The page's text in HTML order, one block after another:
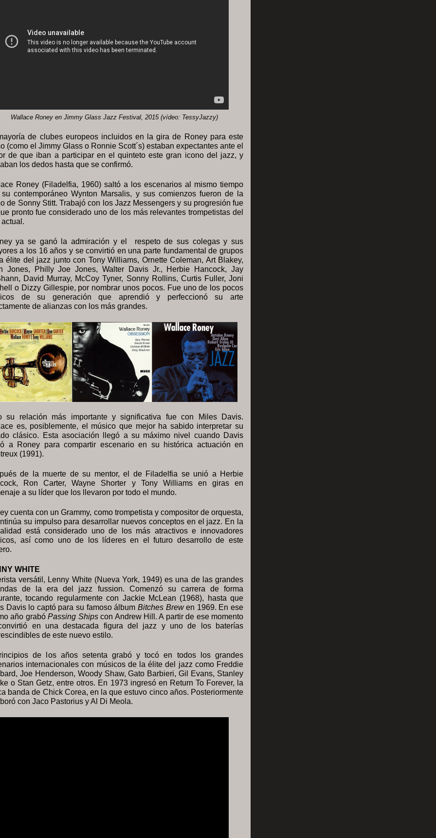
Wallace Roney en Jimmy Glass Jazz Festival, 2015 (vídeo: TessyJazzy)
de clubes europeos incluidos en la gira de Roney para este
(como el Jimmy Glass o Ronnie Scott´s) estaban expectantes ante el
de que iban a participar en el quinteto este gran icono del jazz, y
los dedos hasta que se confirmó.
Roney (Filadelfia, 1960) saltó a los escenarios al mismo tiempo
contemporáneo Wynton Marsalis, y sus comienzos fueron de la
de Sonny Stitt. Trabajó con los Jazz Messengers y su progresión fue
pronto fue considerado uno de los más relevantes trompetistas del
ya se ganó la admiración y el respeto de sus colegas y sus
a los 16 años y se convirtió en una parte fundamental de grupos
élite del jazz junto con Tony Williams, Ornette Coleman, Art Blakey,
Jones, Philly Joe Jones, Walter Davis Jr., Herbie Hancock, Jay
David Murray, McCoy Tyner, Sonny Rollins, Curtis Fuller, Joni
o Dizzy Gillespie, por nombrar unos pocos. Fue uno de los pocos
de su generación que aprendió y perfeccionó su arte
de alianzas con los más grandes.
su relación más importante y significativa fue con Miles Davis.
es, posiblemente, el músico que mejor ha sabido interpretar su
clásico. Esta asociación llegó a su máximo nivel cuando Davis
a Roney para compartir escenario en su histórica actuación en
(1991).
de la muerte de su mentor, el de Filadelfia se unió a Herbie
Ron Carter, Wayne Shorter y Tony Williams en giras en
a su líder que los llevaron por todo el mundo.
cuenta con un Grammy, como trompetista y compositor de orquesta,
su impulso para desarrollar nuevos conceptos en el jazz. En la
está considerado uno de los más atractivos e innovadores
así como uno de los líderes en el futuro desarrollo de este
WHITE
versátil, Lenny White (Nueva York, 1949) es una de las grandes
de la era del jazz fussion. Comenzó su carrera de forma
tocando regularmente con Jackie McLean (1968), hasta que
Davis lo captó para su famoso álbum Bitches Brewen 1969. En ese
año grabóPassing Shipscon Andrew Hill. A partir de ese momento
en una destacada figura del jazz y uno de los baterías
de este nuevo estilo.
de los años setenta grabó y tocó en todos los grandes
internacionales con músicos de la élite del jazz como Freddie
Joe Henderson, Woody Shaw, Gato Barbieri, Gil Evans, Stanley
o Stan Getz, entre otros. En 1973 ingresó en Return To Forever, la
banda de Chick Corea, en la que estuvo cinco años. Posteriormente
con Jaco Pastorius y Al Di Meola.